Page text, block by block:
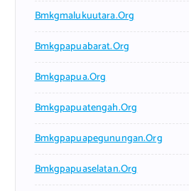
Bmkgmalukuutara.org
Bmkgpapuabarat.org
Bmkgpapua.org
Bmkgpapuatengah.org
Bmkgpapuapegunungan.org
Bmkgpapuaselatan.org